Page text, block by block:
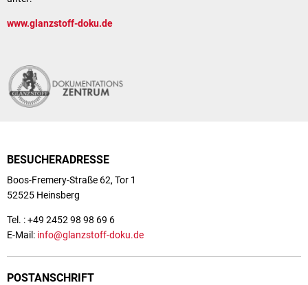
www.glanzstoff-doku.de
BESUCHERADRESSE
Boos-Fremery-Straße 62, Tor 1
52525 Heinsberg
Tel. : +49 2452 98 98 69 6
E-Mail: info@glanzstoff-doku.de
POSTANSCHRIFT